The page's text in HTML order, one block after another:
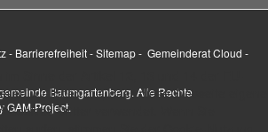
- Barrierefreiheit-Sitemap- Gemeinderat Cloud -
Baumgartenberg. Alle Rechte
GAM-Project.
im Sinne der Artikel 12, 13 und 14 der EU-
wir Ihnen mit, dass diese Webseite eigene
Cookies Dritter verwendet. Wenn Sie